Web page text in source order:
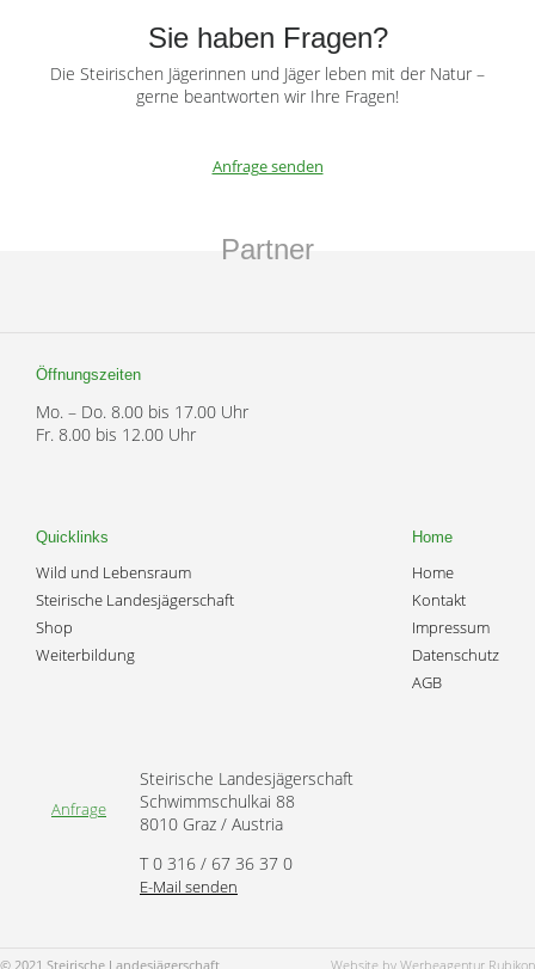
Sie haben Fragen?
Die Steirischen Jägerinnen und Jäger leben mit der Natur –
gerne beantworten wir Ihre Fragen!
Anfrage senden
Partner
Öffnungszeiten
Mo. – Do. 8.00 bis 17.00 Uhr
Fr. 8.00 bis 12.00 Uhr
Quicklinks
Wild und Lebensraum
Steirische Landesjägerschaft
Shop
Weiterbildung
Home
Home
Kontakt
Impressum
Datenschutz
AGB
Anfrage
Steirische Landesjägerschaft
Schwimmschulkai 88
8010 Graz / Austria
T 0 316 / 67 36 37 0
E-Mail senden
© 2021 Steirische Landesjägerschaft Website by Werbeagentur Rubikon